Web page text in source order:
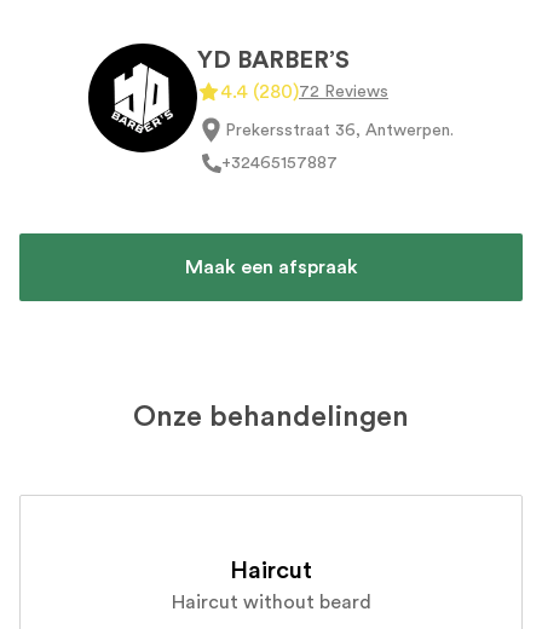
YD BARBER’S
4.4 (280)72 Reviews
Prekersstraat 36, Antwerpen.
+32465157887
Maak een afspraak
Onze behandelingen
Haircut
Haircut without beard